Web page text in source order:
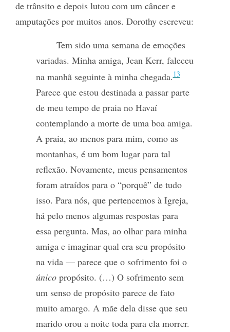
de trânsito e depois lutou com um câncer e
amputações por muitos anos. Dorothy escreveu:
Tem sido uma semana de emoções
variadas. Minha amiga, Jean Kerr, faleceu
na manhã seguinte à minha chegada.13
Parece que estou destinada a passar parte
de meu tempo de praia no Havaí
contemplando a morte de uma boa amiga.
A praia, ao menos para mim, como as
montanhas, é um bom lugar para tal
reflexão. Novamente, meus pensamentos
foram atraídos para o “porquê” de tudo
isso. Para nós, que pertencemos à Igreja,
há pelo menos algumas respostas para
essa pergunta. Mas, ao olhar para minha
amiga e imaginar qual era seu propósito
na vida — parece que o sofrimento foi o
únicopropósito. (…) O sofrimento sem
um senso de propósito parece de fato
muito amargo. A mãe dela disse que seu
marido orou a noite toda para ela morrer.